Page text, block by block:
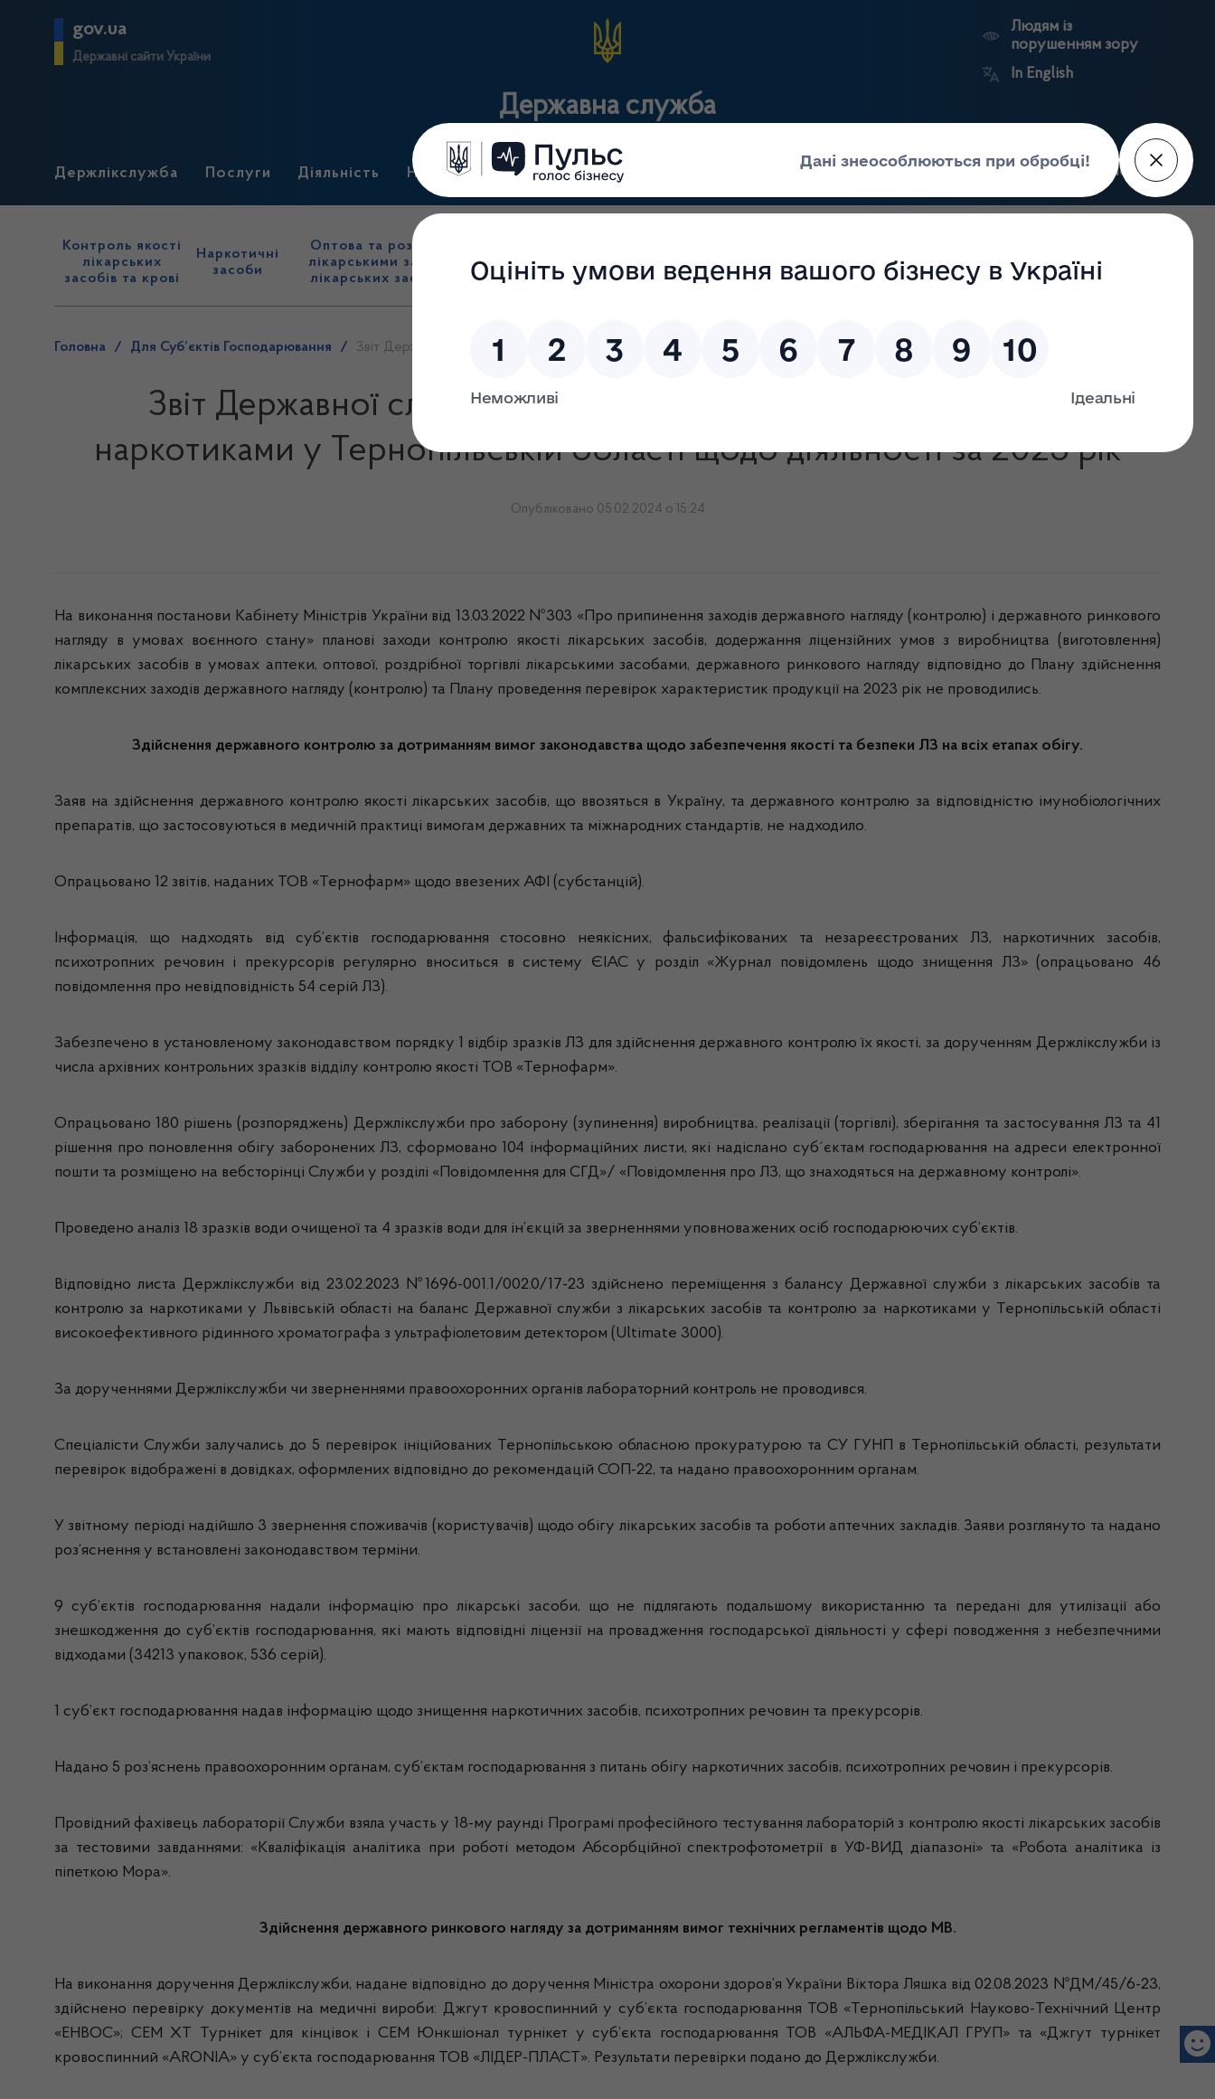
gov.ua
Державні сайти України
Державна служба
Людям із
порушенням зору
In English
Держлікслужба Послуги Діяльність Нормативні документи Для громадськості Прес-центр Пошук
Контроль якості
лікарських
засобів та крові
Наркотичні
засоби
Оптова та роздрібна торгівля
лікарськими засобами, імпорт
лікарських засобів (крім АФІ)
нагляд
(контроль)
засобів, крові та
сертифікація
нагляд
реєстри
портал
Держлікслужби
Головна / Для Суб’єктів Господарювання / Звіт Державної служби з лікарських засобів та контролю за наркотиками у Тернопільській області щодо діяльності за 2023 рік
Звіт Державної служби з лікарських засобів та контролю за
наркотиками у Тернопільській області щодо діяльності за 2023 рік
Опубліковано 05.02.2024 о 15:24
На виконання постанови Кабінету Міністрів України від 13.03.2022 №303 «Про припинення заходів державного нагляду (контролю) і державного ринкового
нагляду в умовах воєнного стану» планові заходи контролю якості лікарських засобів, додержання ліцензійних умов з виробництва (виготовлення)
лікарських засобів в умовах аптеки, оптової, роздрібної торгівлі лікарськими засобами, державного ринкового нагляду відповідно до Плану здійснення
комплексних заходів державного нагляду (контролю) та Плану проведення перевірок характеристик продукції на 2023 рік не проводились.
Здійснення державного контролю за дотриманням вимог законодавства щодо забезпечення якості та безпеки ЛЗ на всіх етапах обігу.
Заяв на здійснення державного контролю якості лікарських засобів, що ввозяться в Україну, та державного контролю за відповідністю імунобіологічних
препаратів, що застосовуються в медичній практиці вимогам державних та міжнародних стандартів, не надходило.
Опрацьовано 12 звітів, наданих ТОВ «Тернофарм» щодо ввезених АФІ (субстанцій).
Інформація, що надходять від суб’єктів господарювання стосовно неякісних, фальсифікованих та незареєстрованих ЛЗ, наркотичних засобів,
психотропних речовин і прекурсорів регулярно вноситься в систему ЄІАС у розділ «Журнал повідомлень щодо знищення ЛЗ» (опрацьовано 46
повідомлення про невідповідність 54 серій ЛЗ).
Забезпечено в установленому законодавством порядку 1 відбір зразків ЛЗ для здійснення державного контролю їх якості, за дорученням Держлікслужби із
числа архівних контрольних зразків відділу контролю якості ТОВ «Тернофарм».
Опрацьовано 180 рішень (розпоряджень) Держлікслужби про заборону (зупинення) виробництва, реалізації (торгівлі), зберігання та застосування ЛЗ та 41
рішення про поновлення обігу заборонених ЛЗ, сформовано 104 інформаційних листи, які надіслано суб´єктам господарювання на адреси електронної
пошти та розміщено на вебсторінці Служби у розділі «Повідомлення для СГД»/ «Повідомлення про ЛЗ, що знаходяться на державному контролі».
Проведено аналіз 18 зразків води очищеної та 4 зразків води для ін’єкцій за зверненнями уповноважених осіб господарюючих суб’єктів.
Відповідно листа Держлікслужби від 23.02.2023 №1696-001.1/002.0/17-23 здійснено переміщення з балансу Державної служби з лікарських засобів та
контролю за наркотиками у Львівській області на баланс Державної служби з лікарських засобів та контролю за наркотиками у Тернопільській області
високоефективного рідинного хроматографа з ультрафіолетовим детектором (Ultimate 3000).
За дорученнями Держлікслужби чи зверненнями правоохоронних органів лабораторний контроль не проводився.
Спеціалісти Служби залучались до 5 перевірок ініційованих Тернопільською обласною прокуратурою та СУ ГУНП в Тернопільській області, результати
перевірок відображені в довідках, оформлених відповідно до рекомендацій СОП-22, та надано правоохоронним органам.
У звітному періоді надійшло 3 звернення споживачів (користувачів) щодо обігу лікарських засобів та роботи аптечних закладів. Заяви розглянуто та надано
роз’яснення у встановлені законодавством терміни.
9 суб’єктів господарювання надали інформацію про лікарські засоби, що не підлягають подальшому використанню та передані для утилізації або
знешкодження до суб’єктів господарювання, які мають відповідні ліцензії на провадження господарської діяльності у сфері поводження з небезпечними
відходами (34213 упаковок, 536 серій).
1 суб’єкт господарювання надав інформацію щодо знищення наркотичних засобів, психотропних речовин та прекурсорів.
Надано 5 роз’яснень правоохоронним органам, суб’єктам господарювання з питань обігу наркотичних засобів, психотропних речовин і прекурсорів.
Провідний фахівець лабораторії Служби взяла участь у 18-му раунді Програмі професійного тестування лабораторій з контролю якості лікарських засобів
за тестовими завданнями: «Кваліфікація аналітика при роботі методом Абсорбційної спектрофотометрії в УФ-ВИД діапазоні» та «Робота аналітика із
піпеткою Мора».
Здійснення державного ринкового нагляду за дотриманням вимог технічних регламентів щодо МВ.
На виконання доручення Держлікслужби, надане відповідно до доручення Міністра охорони здоров’я України Віктора Ляшка від 02.08.2023 №ДМ/45/6-23,
здійснено перевірку документів на медичні вироби: Джгут кровоспинний у суб’єкта господарювання ТОВ «Тернопільський Науково-Технічний Центр
«ЕНВОС»; СЕМ ХТ Турнікет для кінцівок і СЕМ Юнкшіонал турнікет у суб’єкта господарювання ТОВ «АЛЬФА-МЕДІКАЛ ГРУП» та «Джгут турнікет
кровоспинний «ARONIA» у суб’єкта господарювання ТОВ «ЛІДЕР-ПЛАСТ». Результати перевірки подано до Держлікслужби.